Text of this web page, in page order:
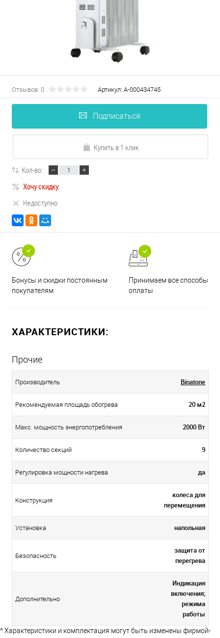
Отзывов: 0 Артикул: А-000434745
Подписаться
Купить в 1 клик
Кол-во:
Хочу скидку
Недоступно
Бонусы и скидки постоянным
покупателям
Принимаем все способы
оплаты
ХАРАКТЕРИСТИКИ:
Прочие
Производитель Binatone
Рекомендуемая площадь обогрева 20 м2
Макс. мощность энергопотребления 2000 Вт
Количество секций 9
Регулировка мощности нагрева да
Конструкция
колеса для
перемещения
Установка напольная
Безопасность
защита от
перегрева
Дополнительно
Индикация
включения;
режима
работы
* Характеристики и комплектация могут быть изменены фирмой-